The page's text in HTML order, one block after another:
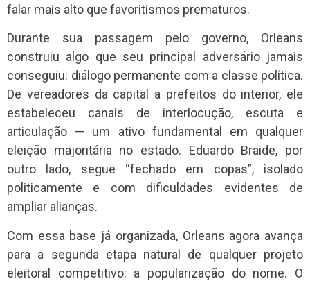
falar mais alto que favoritismos prematuros.
Durante sua passagem pelo governo, Orleans
construiu algo que seu principal adversário jamais
conseguiu: diálogo permanente com a classe política.
De vereadores da capital a prefeitos do interior, ele
estabeleceu canais de interlocução, escuta e
articulação — um ativo fundamental em qualquer
eleição majoritária no estado. Eduardo Braide, por
outro lado, segue “fechado em copas”, isolado
politicamente e com dificuldades evidentes de
ampliar alianças.
Com essa base já organizada, Orleans agora avança
para a segunda etapa natural de qualquer projeto
eleitoral competitivo: a popularização do nome. O